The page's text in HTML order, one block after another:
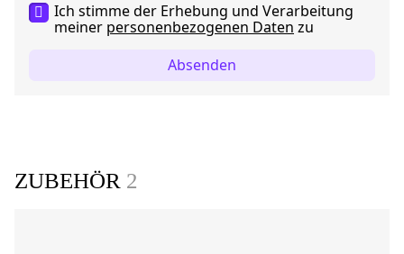
Ich stimme der Erhebung und Verarbeitung
meiner personenbezogenen Daten zu
Absenden
ZUBEHÖR 2